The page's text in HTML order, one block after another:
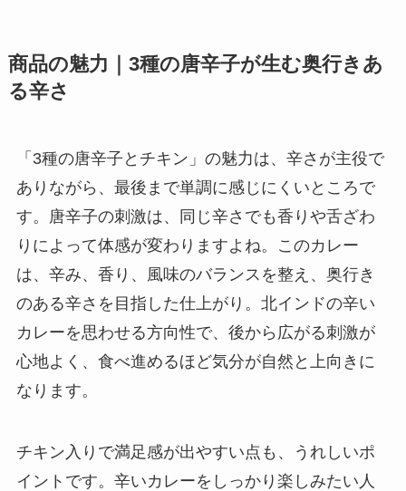
商品の魅力｜3種の唐辛子が生む奥行きあ
る辛さ
「3種の唐辛子とチキン」の魅力は、辛さが主役で
ありながら、最後まで単調に感じにくいところで
す。唐辛子の刺激は、同じ辛さでも香りや舌ざわ
りによって体感が変わりますよね。このカレー
は、辛み、香り、風味のバランスを整え、奥行き
のある辛さを目指した仕上がり。北インドの辛い
カレーを思わせる方向性で、後から広がる刺激が
心地よく、食べ進めるほど気分が自然と上向きに
なります。
チキン入りで満足感が出やすい点も、うれしいポ
イントです。辛いカレーをしっかり楽しみたい人